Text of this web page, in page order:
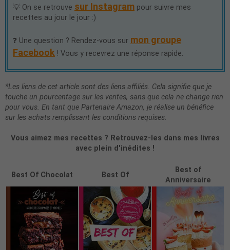
💡 On se retrouve sur Instagram pour suivre mes
recettes au jour le jour :)
❓ Une question ? Rendez-vous sur mon groupe
Facebook ! Vous y recevrez une réponse rapide.
*Les liens de cet article sont des liens affiliés. Cela signifie que je
touche un pourcentage sur les ventes, sans que cela ne change rien
pour vous. En tant que Partenaire Amazon, je réalise un bénéfice
sur les achats remplissant les conditions requises.
Vous aimez mes recettes ? Retrouvez-les dans mes livres
avec plein d'inédites !
Best Of Chocolat Best Of
Best of
Anniversaire